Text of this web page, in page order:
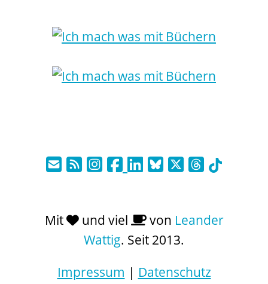
Mit und viel von Leander
Wattig. Seit 2013.
Impressum | Datenschutz